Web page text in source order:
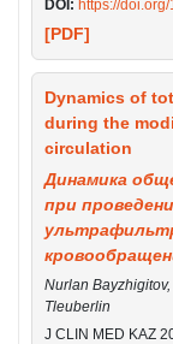
DOI: https://
[PDF]
Dynamics of
during the
circulation
Динамика
при
Nurlan
Tleuberlin
J CLIN MED KAZ